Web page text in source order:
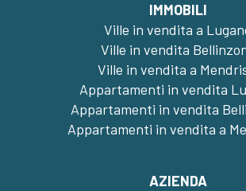
IMMOBILI
Ville in vendita a
Ville in vendita
Ville in vendita a
Appartamenti in vendita
Appartamenti in vendita
Appartamenti in vendita a
AZIENDA